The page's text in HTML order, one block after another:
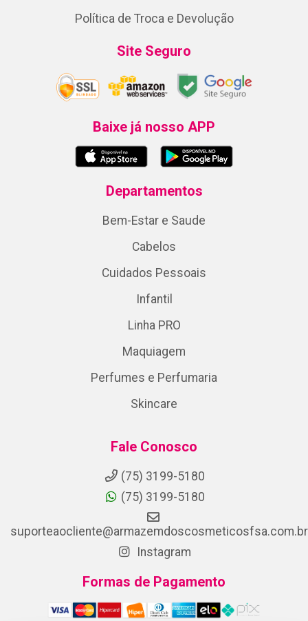
Política de Troca e Devolução
Site Seguro
Baixe já nosso APP
Departamentos
Bem-Estar e Saude
Cabelos
Cuidados Pessoais
Infantil
Linha PRO
Maquiagem
Perfumes e Perfumaria
Skincare
Fale Conosco
(75) 3199-5180
(75) 3199-5180
suporteaocliente@armazemdoscosmeticosfsa.com.br
Instagram
Formas de Pagamento